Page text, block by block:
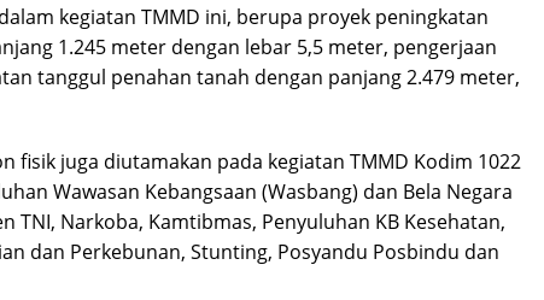
kegiatan TMMD ini, berupa proyek peningkatan
1.245 meter dengan lebar 5,5 meter, pengerjaan
tanggul penahan tanah dengan panjang 2.479 meter,
fisik juga diutamakan pada kegiatan TMMD Kodim 1022
Wawasan Kebangsaan (Wasbang) dan Bela Negara
TNI, Narkoba, Kamtibmas, Penyuluhan KB Kesehatan,
dan Perkebunan, Stunting, Posyandu Posbindu dan